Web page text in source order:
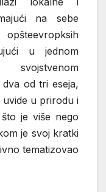
na sebe
u jednom
od tri eseja,
uvide u prirodu i
je više nego
je svoj kratki
tematizovao